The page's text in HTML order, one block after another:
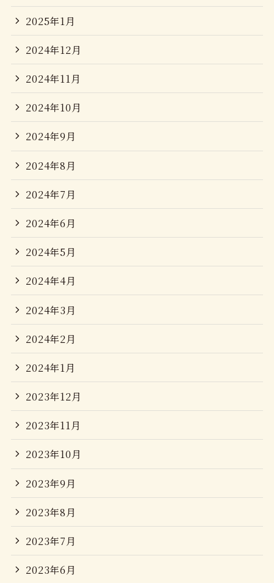
2025年1月
2024年12月
2024年11月
2024年10月
2024年9月
2024年8月
2024年7月
2024年6月
2024年5月
2024年4月
2024年3月
2024年2月
2024年1月
2023年12月
2023年11月
2023年10月
2023年9月
2023年8月
2023年7月
2023年6月